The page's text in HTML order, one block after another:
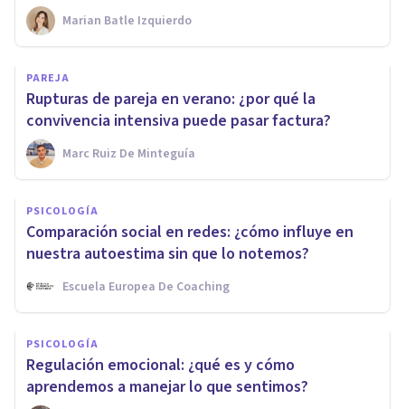
Marian Batle Izquierdo
PAREJA
Rupturas de pareja en verano: ¿por qué la
convivencia intensiva puede pasar factura?
Marc Ruiz De Minteguía
PSICOLOGÍA
Comparación social en redes: ¿cómo influye en
nuestra autoestima sin que lo notemos?
Escuela Europea De Coaching
PSICOLOGÍA
Regulación emocional: ¿qué es y cómo
aprendemos a manejar lo que sentimos?